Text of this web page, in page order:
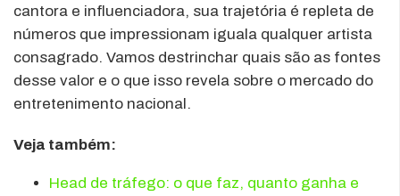
cantora e influenciadora, sua trajetória é repleta de
números que impressionam iguala qualquer artista
consagrado. Vamos destrinchar quais são as fontes
desse valor e o que isso revela sobre o mercado do
entretenimento nacional.
Veja também:
Head de tráfego: o que faz, quanto ganha e